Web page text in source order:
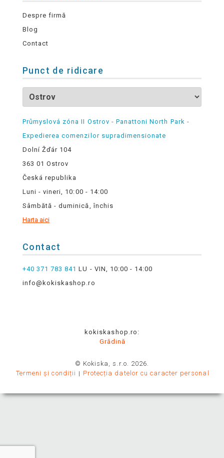
Despre firmă
Blog
Contact
Punct de ridicare
Průmyslová zóna II Ostrov - Panattoni North Park -
Expedierea comenzilor supradimensionate
Dolní Žďár 104
363 01 Ostrov
Česká republika
Luni - vineri, 10:00 - 14:00
Sâmbătă - duminică, închis
Harta aici
Contact
+40 371 783 841 LU - VIN, 10:00 - 14:00
info@kokiskashop.ro
kokiskashop.ro:
Grădină
© Kokiska, s.r.o. 2026.
Termeni și condiții
Protecția datelor cu caracter personal